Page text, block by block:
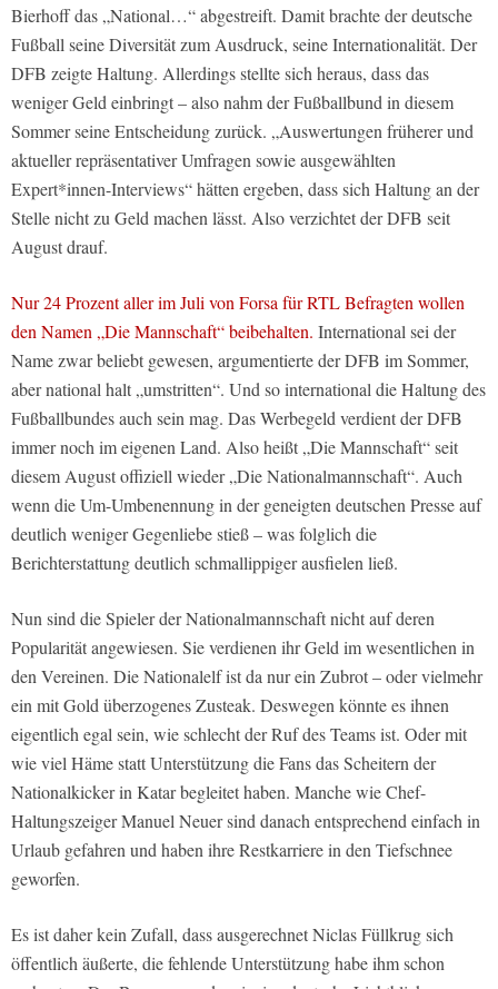
Bierhoff das „National…“ abgestreift. Damit brachte der deutsche
Fußball seine Diversität zum Ausdruck, seine Internationalität. Der
DFB zeigte Haltung. Allerdings stellte sich heraus, dass das
weniger Geld einbringt – also nahm der Fußballbund in diesem
Sommer seine Entscheidung zurück. „Auswertungen früherer und
aktueller repräsentativer Umfragen sowie ausgewählten
Expert*innen-Interviews“ hätten ergeben, dass sich Haltung an der
Stelle nicht zu Geld machen lässt. Also verzichtet der DFB seit
August drauf.
Nur 24 Prozent aller im Juli von Forsa für RTL Befragten wollen
den Namen „Die Mannschaft“ beibehalten. International sei der
Name zwar beliebt gewesen, argumentierte der DFB im Sommer,
aber national halt „umstritten“. Und so international die Haltung des
Fußballbundes auch sein mag. Das Werbegeld verdient der DFB
immer noch im eigenen Land. Also heißt „Die Mannschaft“ seit
diesem August offiziell wieder „Die Nationalmannschaft“. Auch
wenn die Um-Umbenennung in der geneigten deutschen Presse auf
deutlich weniger Gegenliebe stieß – was folglich die
Berichterstattung deutlich schmallippiger ausfielen ließ.
Nun sind die Spieler der Nationalmannschaft nicht auf deren
Popularität angewiesen. Sie verdienen ihr Geld im wesentlichen in
den Vereinen. Die Nationalelf ist da nur ein Zubrot – oder vielmehr
ein mit Gold überzogenes Zusteak. Deswegen könnte es ihnen
eigentlich egal sein, wie schlecht der Ruf des Teams ist. Oder mit
wie viel Häme statt Unterstützung die Fans das Scheitern der
Nationalkicker in Katar begleitet haben. Manche wie Chef-
Haltungszeiger Manuel Neuer sind danach entsprechend einfach in
Urlaub gefahren und haben ihre Restkarriere in den Tiefschnee
geworfen.
Es ist daher kein Zufall, dass ausgerechnet Niclas Füllkrug sich
öffentlich äußerte, die fehlende Unterstützung habe ihm schon